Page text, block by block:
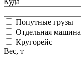
Куда
Попутные грузы
Отдельная машина
Кругорейс
Вес, т